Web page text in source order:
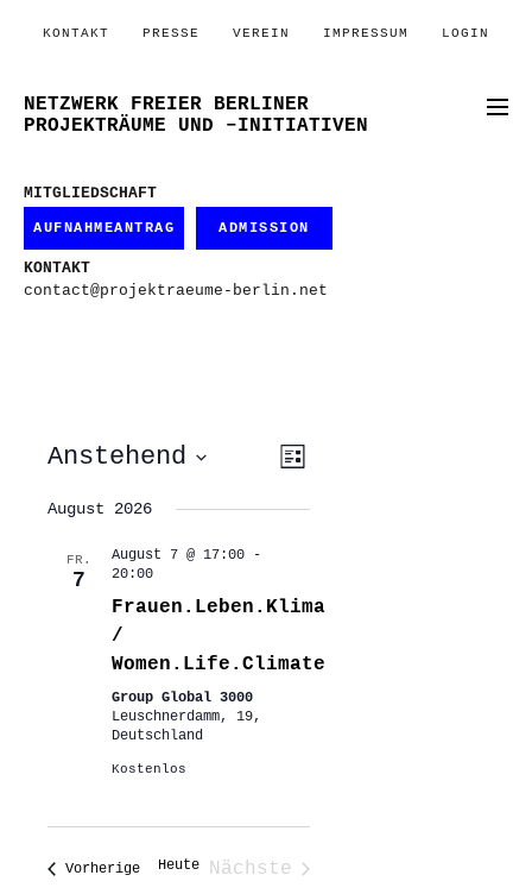
KONTAKT PRESSE VEREIN IMPRESSUM LOGIN
NETZWERK FREIER BERLINER
PROJEKTRÄUME UND –INITIATIVEN
MITGLIEDSCHAFT
AUFNAHMEANTRAG ADMISSION
KONTAKT
contact@projektraeume-berlin.net
ANSICHTEN-
NAVIGATION
VERANSTALTUNG
ANSICHTEN-
Liste
Anstehend
wählen.
August 2026
FR.
7
August 7 @ 17:00-
20:00
Frauen.Leben.Klima
/
Women.Life.Climate
Group Global 3000
Leuschnerdamm, 19,
Deutschland
Kostenlos
VorherigeVeranstaltungen
Heute
Nächste